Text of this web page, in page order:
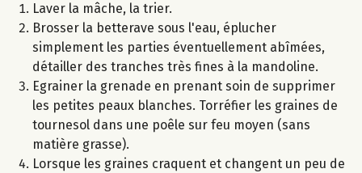
Laver la mâche, la trier.
Brosser la betterave sous l'eau, éplucher
simplement les parties éventuellement abîmées,
détailler des tranches très fines à la mandoline.
Egrainer la grenade en prenant soin de supprimer
les petites peaux blanches. Torréfier les graines de
tournesol dans une poêle sur feu moyen (sans
matière grasse).
Lorsque les graines craquent et changent un peu de